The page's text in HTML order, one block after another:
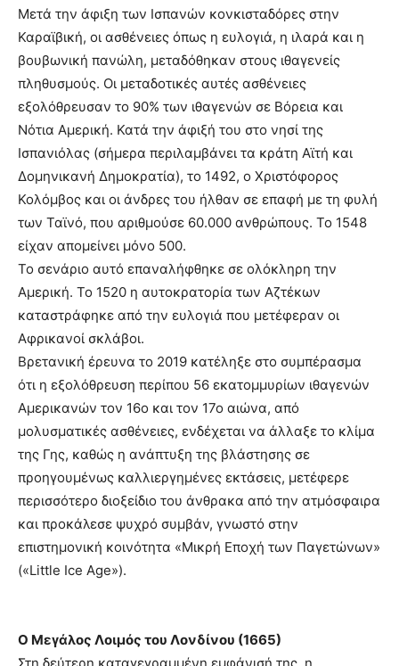
Μετά την άφιξη των Ισπανών κονκισταδόρες στην
Καραϊβική, οι ασθένειες όπως η ευλογιά, η ιλαρά και η
βουβωνική πανώλη, μεταδόθηκαν στους ιθαγενείς
πληθυσμούς. Οι μεταδοτικές αυτές ασθένειες
εξολόθρευσαν το 90% των ιθαγενών σε Βόρεια και
Νότια Αμερική. Κατά την άφιξή του στο νησί της
Ισπανιόλας (σήμερα περιλαμβάνει τα κράτη Αϊτή και
Δομηνικανή Δημοκρατία), το 1492, ο Χριστόφορος
Κολόμβος και οι άνδρες του ήλθαν σε επαφή με τη φυλή
των Ταϊνό, που αριθμούσε 60.000 ανθρώπους. Το 1548
είχαν απομείνει μόνο 500.
Το σενάριο αυτό επαναλήφθηκε σε ολόκληρη την
Αμερική. Το 1520 η αυτοκρατορία των Αζτέκων
καταστράφηκε από την ευλογιά που μετέφεραν οι
Αφρικανοί σκλάβοι.
Βρετανική έρευνα το 2019 κατέληξε στο συμπέρασμα
ότι η εξολόθρευση περίπου 56 εκατομμυρίων ιθαγενών
Αμερικανών τον 16ο και τον 17ο αιώνα, από
μολυσματικές ασθένειες, ενδέχεται να άλλαξε το κλίμα
της Γης, καθώς η ανάπτυξη της βλάστησης σε
προηγουμένως καλλιεργημένες εκτάσεις, μετέφερε
περισσότερο διοξείδιο του άνθρακα από την ατμόσφαιρα
και προκάλεσε ψυχρό συμβάν, γνωστό στην
επιστημονική κοινότητα «Μικρή Εποχή των Παγετώνων»
(«Little Ice Age»).
Ο Μεγάλος Λοιμός του Λονδίνου (1665)